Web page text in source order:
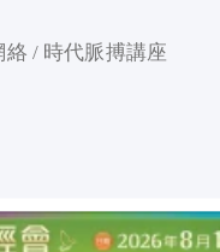
/ 時代脈搏講座